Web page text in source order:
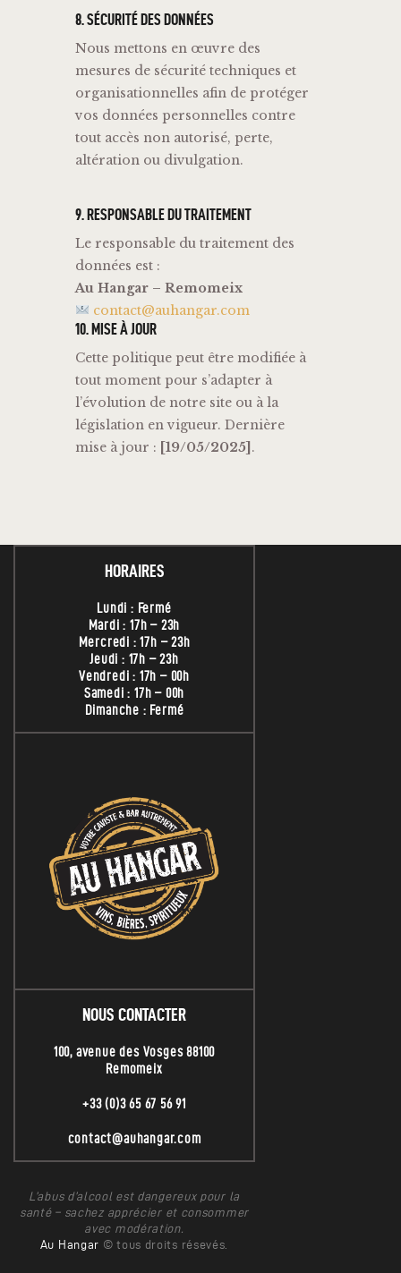
8.SÉCURITÉ DES DONNÉES
Nous mettons en œuvre des
mesures de sécurité techniques et
organisationnelles afin de protéger
vos données personnelles contre
tout accès non autorisé, perte,
altération ou divulgation.
9. RESPONSABLEDUTRAITEMENT
Le responsable du traitement des
données est :
Au Hangar – Remomeix
contact@auhangar.com
10.MISEÀJOUR
Cette politique peut être modifiée à
tout moment pour s’adapter à
l’évolution de notre site ou àla
législation envigueur. Dernière
mise àjour : [19/05/2025] .
HORAIRES
Lundi : Fermé
Mardi : 17h – 23h
Mercredi : 17h – 23h
Jeudi : 17h – 23h
Vendredi : 17h – 00h
Samedi : 17h – 00h
Dimanche : Fermé
NOUS CONTACTER
100, avenue des Vosges 88100
Remomeix
+33 (0)3 65 67 56 91
contact@auhangar.com
L’abus d’alcool est dangereux pour la
santé – sachez apprécier et consommer
avec modération.
Au Hangar © tous droits résevés.